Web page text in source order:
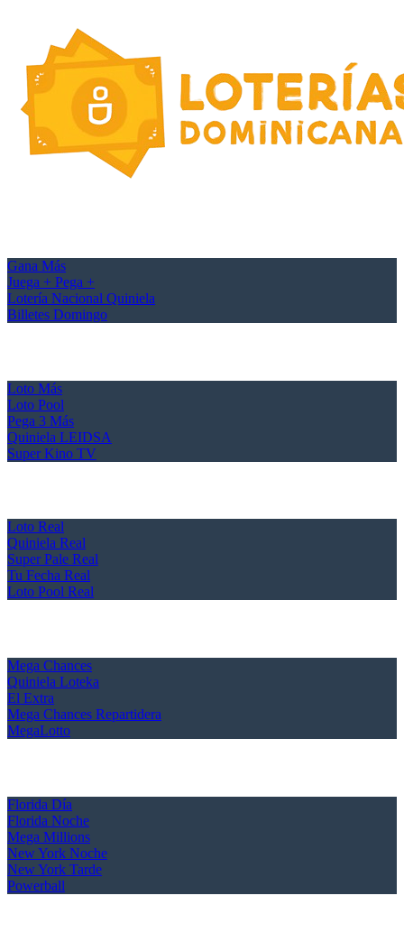
Gana Más
Juega + Pega +
Lotería Nacional Quiniela
Billetes Domingo
Loto Más
Loto Pool
Pega 3 Más
Quiniela LEIDSA
Super Kino TV
Loto Real
Quiniela Real
Super Pale Real
Tu Fecha Real
Loto Pool Real
Mega Chances
Quiniela Loteka
El Extra
Mega Chances Repartidera
MegaLotto
Florida Día
Florida Noche
Mega Millions
New York Noche
New York Tarde
Powerball